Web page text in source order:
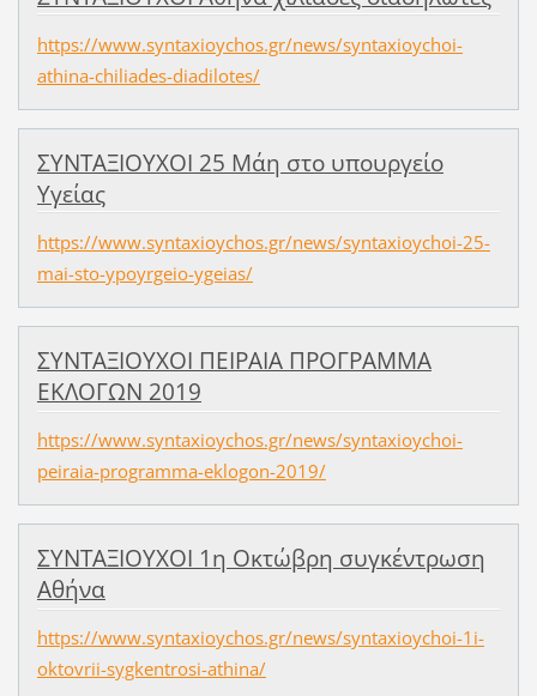
https://www.syntaxioychos.gr/news/syntaxioychoi-
athina-chiliades-diadilotes/
ΣΥΝΤΑΞΙΟΥΧΟΙ 25 Μάη στο υπουργείο
Υγείας
https://www.syntaxioychos.gr/news/syntaxioychoi-25-
mai-sto-ypoyrgeio-ygeias/
ΣΥΝΤΑΞΙΟΥΧΟΙ ΠΕΙΡΑΙΑ ΠΡΟΓΡΑΜΜΑ
ΕΚΛΟΓΩΝ 2019
https://www.syntaxioychos.gr/news/syntaxioychoi-
peiraia-programma-eklogon-2019/
ΣΥΝΤΑΞΙΟΥΧΟΙ 1η Οκτώβρη συγκέντρωση
Αθήνα
https://www.syntaxioychos.gr/news/syntaxioychoi-1i-
oktovrii-sygkentrosi-athina/